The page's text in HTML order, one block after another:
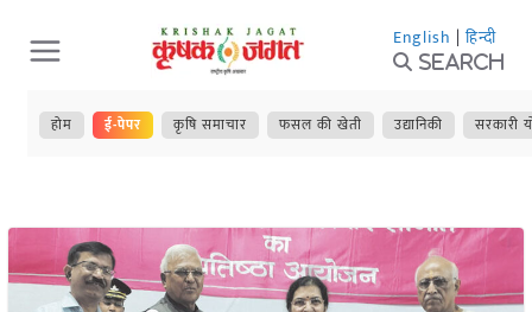
Skip
to
content
English | हिन्दी
Search
होम ई-पेपर कृषि समाचार फसल की खेती उद्यानिकी सरकारी